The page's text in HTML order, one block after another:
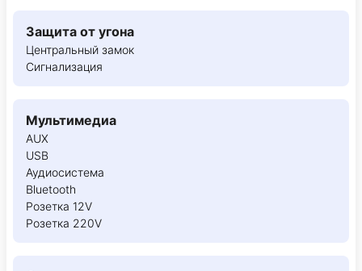
Защита от угона
Центральный замок
Сигнализация
Мультимедиа
AUX
USB
Аудиосистема
Bluetooth
Розетка 12V
Розетка 220V